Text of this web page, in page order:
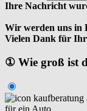
Ihre Nachricht
Wir werden uns in
Vielen Dank für Ihr
① Wie groß ist
für ein Auto